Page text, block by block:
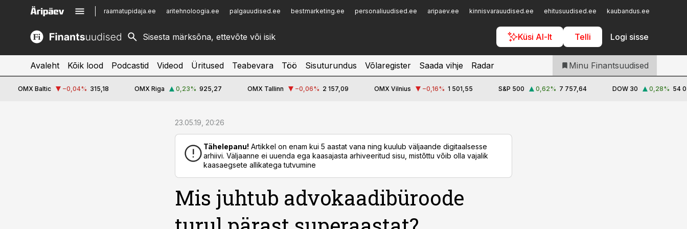
raamatupidaja.ee aritehnoloogia.ee palgauudised.ee bestmarketing.ee personaliuudised.ee aripaev.ee kinnisvarauudised.ee ehitusuudised.ee kaubandus.ee
Küsi AI-lt Telli Logi sisse
kinnisvarauudised.ee
logistikauudised.ee
imelineajalugu.ee
Infopank
Iseteenindus
Telli Finantsuudised
Avaleht Kõik lood Podcastid Videod Üritused Teabevara Töö Sisuturundus Võlaregister Saada vihje Radar Minu Finantsuudised
OMX Baltic −0,04% 315,18 OMX Riga 0,23% 925,27 OMX Tallinn −0,06% 2 157,09 OMX Vilnius −0,16% 1 501,55 S&P 500 0,62% 7 757,64 DOW 30 0,28% 54
23.05.19, 20:26
Tähelepanu! Artikkel on enam kui 5 aastat vana ning kuulub väljaande digitaalsesse
arhiivi. Väljaanne ei uuenda ega kaasajasta arhiveeritud sisu, mistõttu võib olla vajalik
kaasaegsete allikatega tutvumine
Mis juhtub advokaadibüroode